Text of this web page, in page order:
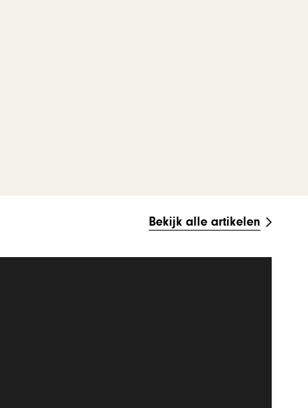
Bekijk alle artikelen